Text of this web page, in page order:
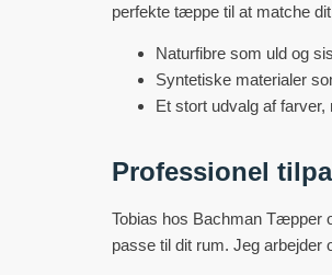
perfekte tæppe til at matche
Naturfibre som uld og
Syntetiske materialer
Et stort udvalg af
Professionel
Tobias hos Bachman Tæpper
passe til dit rum. Jeg arbejder